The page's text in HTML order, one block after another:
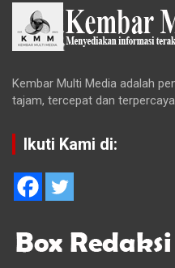
Kembar Multi Media adalah
tajam, tercepat dan
Ikuti Kami di: